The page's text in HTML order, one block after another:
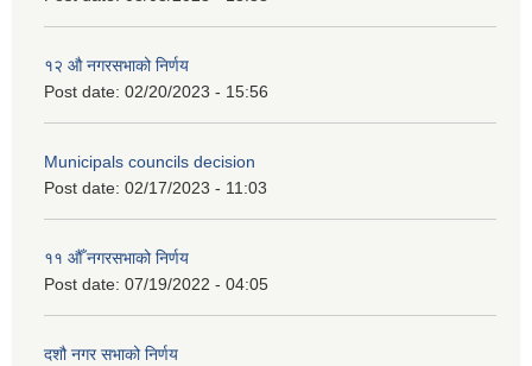
१२ औ नगरसभाको निर्णय
Post date: 02/20/2023 - 15:56
Municipals councils decision
Post date: 02/17/2023 - 11:03
११ ‌औँ नगरसभाको निर्णय
Post date: 07/19/2022 - 04:05
दशौ नगर सभाको निर्णय